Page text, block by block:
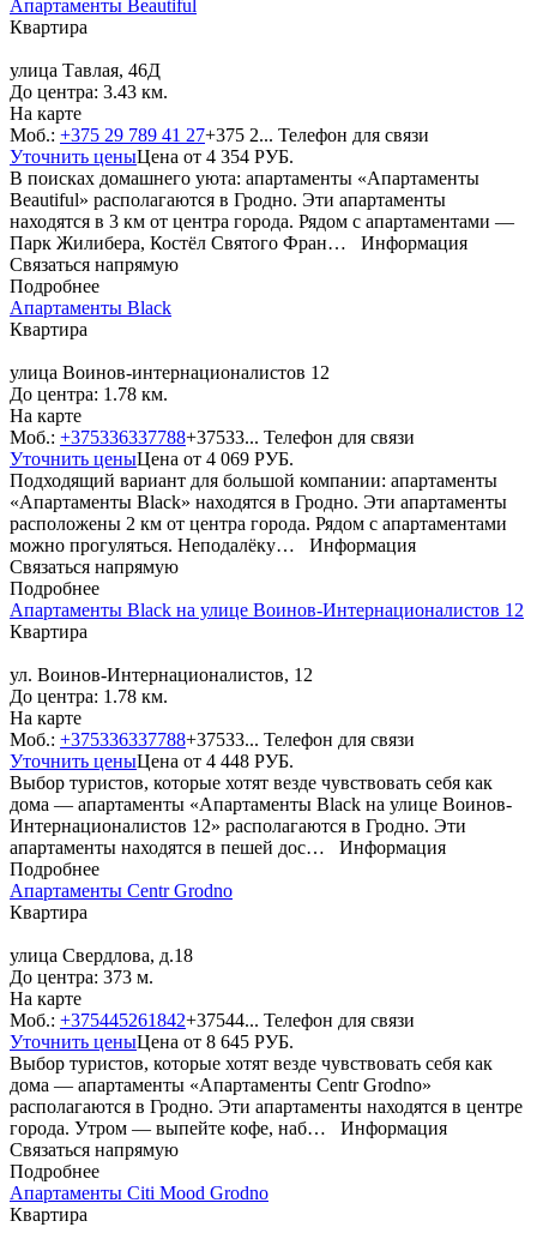
Апартаменты Beautiful
Квартира
улица Тавлая, 46Д
До центра: 3.43 км.
На карте
Моб.: +375 29 789 41 27+375 2... Телефон для связи
Уточнить ценыЦена от 4 354 РУБ.
В поисках домашнего уюта: апартаменты «Апартаменты
Beautiful» располагаются в Гродно. Эти апартаменты
находятся в 3 км от центра города. Рядом с апартаментами —
Парк Жилибера, Костёл Святого Фран… Информация
Связаться напрямую
Подробнее
Апартаменты Black
Квартира
улица Воинов-интернационалистов 12
До центра: 1.78 км.
На карте
Моб.: +375336337788+37533... Телефон для связи
Уточнить ценыЦена от 4 069 РУБ.
Подходящий вариант для большой компании: апартаменты
«Апартаменты Black» находятся в Гродно. Эти апартаменты
расположены 2 км от центра города. Рядом с апартаментами
можно прогуляться. Неподалёку… Информация
Связаться напрямую
Подробнее
Апартаменты Black на улице Воинов-Интернационалистов 12
Квартира
ул. Воинов-Интернационалистов, 12
До центра: 1.78 км.
На карте
Моб.: +375336337788+37533... Телефон для связи
Уточнить ценыЦена от 4 448 РУБ.
Выбор туристов, которые хотят везде чувствовать себя как
дома — апартаменты «Апартаменты Black на улице Воинов-
Интернационалистов 12» располагаются в Гродно. Эти
апартаменты находятся в пешей дос… Информация
Подробнее
Апартаменты Centr Grodno
Квартира
улица Свердлова, д.18
До центра: 373 м.
На карте
Моб.: +375445261842+37544... Телефон для связи
Уточнить ценыЦена от 8 645 РУБ.
Выбор туристов, которые хотят везде чувствовать себя как
дома — апартаменты «Апартаменты Centr Grodno»
располагаются в Гродно. Эти апартаменты находятся в центре
города. Утром — выпейте кофе, наб… Информация
Связаться напрямую
Подробнее
Апартаменты Citi Mood Grodno
Квартира